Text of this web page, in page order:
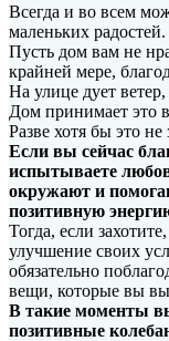
Всегда и во всем
маленьких радостей.
Пусть дом вам не
крайней мере,
На улице дует
Дом принимает это
Разве хотя бы это не
Если вы сейчас
испытываете
окружают и
позитивную
Тогда, если
улучшение своих
обязательно
вещи, которые вы
В такие моменты
позитивные